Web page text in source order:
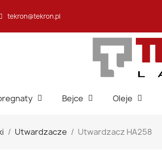
tekron@tekron.pl
Bejce Oleje
Utwardzacze Utwardzacz HA258